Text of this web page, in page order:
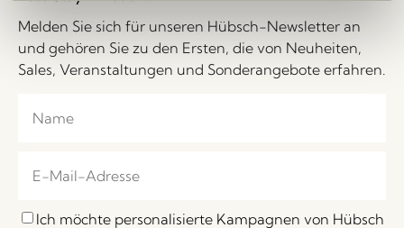
Melden Sie sich für unseren Hübsch-Newsletter an
und gehören Sie zu den Ersten, die von Neuheiten,
Sales, Veranstaltungen und Sonderangebote erfahren.
Ich möchte personalisierte Kampagnen von Hübsch